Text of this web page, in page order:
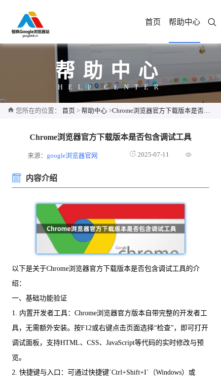
首页 帮助中心
帮助中心
HELP CENTER
您所在的位置： 首页 > 帮助中心 >Chrome浏览器官方下载版本是否包含调试工具
Chrome浏览器官方下载版本是否包含调试工具
来源：google浏览器官网 2025-07-11
内容介绍
以下是关于Chrome浏览器官方下载版本是否包含调试工具的介
绍：
一、基础功能验证
1. 内置开发者工具：Chrome浏览器官方版本自带完整的开发者工
具，无需额外安装。按F12或右键点击页面选择“检查”，即可打开
调试面板，支持HTML、CSS、JavaScript等代码的实时修改与预
览。
2. 快捷键与入口：可通过快捷键`Ctrl+Shift+I`（Windows）或